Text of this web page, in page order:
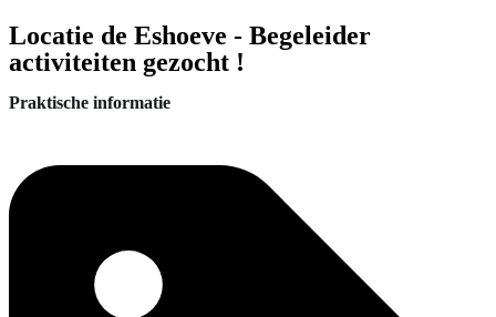
Locatie de Eshoeve - Begeleider
activiteiten gezocht !
Praktische informatie